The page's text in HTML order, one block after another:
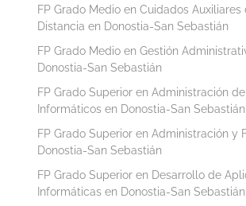
FP Grado Medio en Cuidados
Distancia en Donostia-San Sebastián
FP Grado Medio en Gestión
Donostia-San Sebastián
FP Grado Superior en Administración
Informáticos en Donostia-San Sebastián
FP Grado Superior en Administración y
Donostia-San Sebastián
FP Grado Superior en Desarrollo de
Informáticas en Donostia-San Sebastián